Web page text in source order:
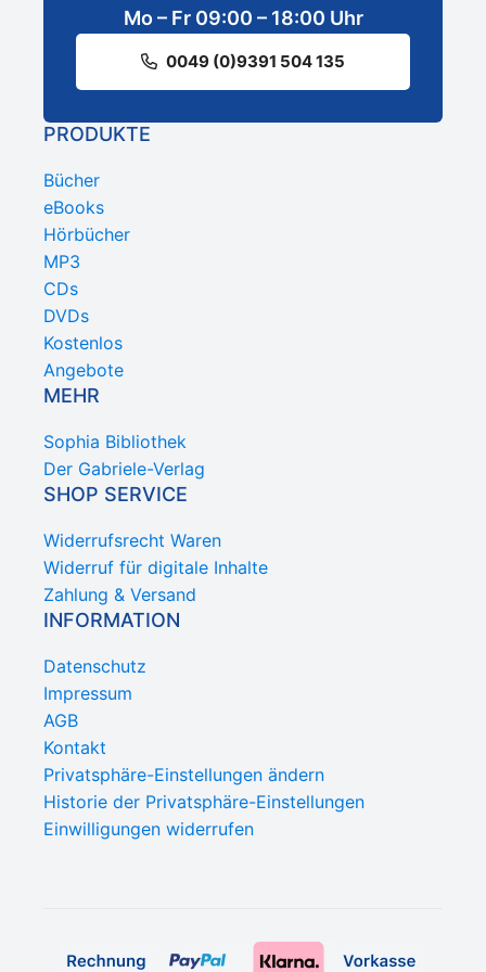
Mo – Fr 09:00 – 18:00 Uhr
0049 (0)9391 504 135
PRODUKTE
Bücher
eBooks
Hörbücher
MP3
CDs
DVDs
Kostenlos
Angebote
MEHR
Sophia Bibliothek
Der Gabriele-Verlag
SHOP SERVICE
Widerrufsrecht Waren
Widerruf für digitale Inhalte
Zahlung & Versand
INFORMATION
Datenschutz
Impressum
AGB
Kontakt
Privatsphäre-Einstellungen ändern
Historie der Privatsphäre-Einstellungen
Einwilligungen widerrufen